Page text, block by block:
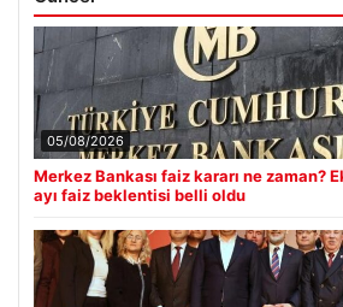
05/08/2026
Merkez Bankası faiz kararı ne zaman?
ayı faiz beklentisi belli oldu